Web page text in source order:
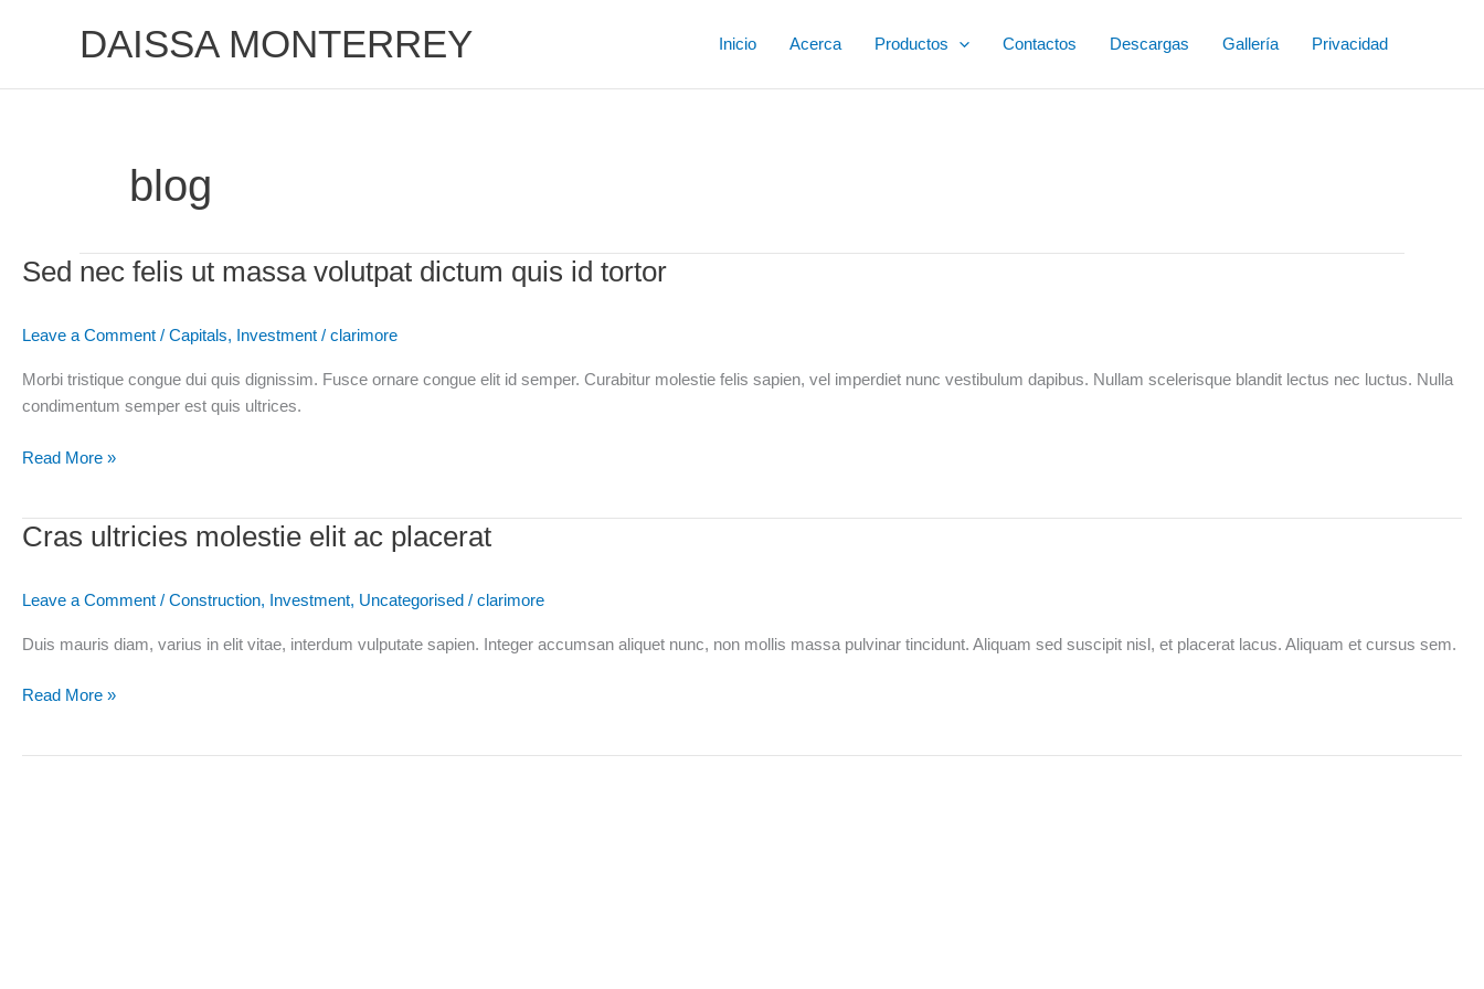
DAISSA MONTERREY Inicio Acerca Productos Contactos Descargas Gallería Privacidad
blog
Sed nec felis ut massa volutpat dictum quis id tortor
Leave a Comment / Capitals, Investment / clarimore
Morbi tristique congue dui quis dignissim. Fusce ornare congue elit id semper. Curabitur molestie felis sapien, vel imperdiet nunc vestibulum dapibus. Nullam scelerisque blandit lectus nec luctus. Nulla
condimentum semper est quis ultrices.
Sed
ut
massa
volutpat
quis
Read More »
Cras ultricies molestie elit ac placerat
Leave a Comment / Construction, Investment, Uncategorised / clarimore
Duis mauris diam, varius in elit vitae, interdum vulputate sapien. Integer accumsan aliquet nunc, non mollis massa pulvinar tincidunt. Aliquam sed suscipit nisl, et placerat lacus. Aliquam et cursus sem.
Cras
elit
ac
Read More »